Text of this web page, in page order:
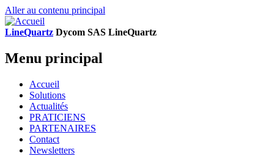
Aller au contenu principal
LineQuartz Dycom SAS LineQuartz
Menu principal
Accueil
Solutions
Actualités
PRATICIENS
PARTENAIRES
Contact
Newsletters